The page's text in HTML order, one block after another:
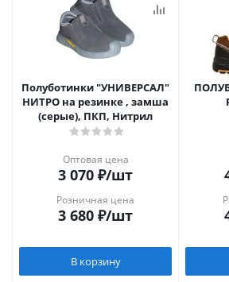
Полуботинки "УНИВЕРСАЛ"
НИТРО на резинке , замша
(серые), ПКП, Нитрил
Оптовая цена
3 070 ₽/шт
Розничная цена
3 680 ₽/шт
В корзину